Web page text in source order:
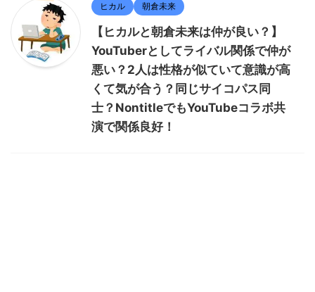
ヒカル 朝倉未来
【ヒカルと朝倉未来は仲が良い？】
YouTuberとしてライバル関係で仲が
悪い？2人は性格が似ていて意識が高
くて気が合う？同じサイコパス同
士？NontitleでもYouTubeコラボ共
演で関係良好！